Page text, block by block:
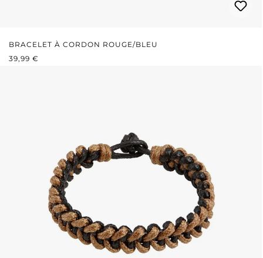
BRACELET À CORDON ROUGE/BLEU
PRIX RÉGULIER :
39,99 €